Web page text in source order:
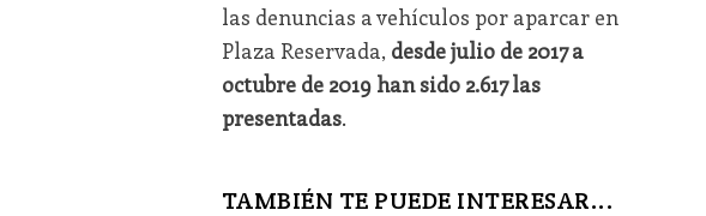
las denuncias a vehículos por aparcar en
Plaza Reservada, desde julio de 2017 a
octubre de 2019 han sido 2.617 las
presentadas.
TAMBIÉN TE PUEDE INTERESAR...